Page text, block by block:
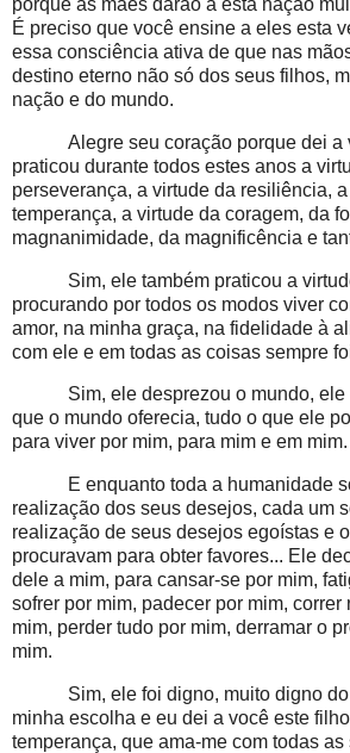
É preciso que você ensine a eles esta
essa consciência ativa de que nas
destino eterno não só dos seus filhos,
nação e do mundo.
Alegre seu coração porque dei a
praticou durante todos estes anos a
perseverança, a virtude da resiliência,
temperança, a virtude da coragem, da
magnanimidade, da magnificência e
Sim, ele também praticou a
procurando por todos os modos viver
amor, na minha graça, na fidelidade à
com ele e em todas as coisas sempre
Sim, ele desprezou o mundo,
que o mundo oferecia, tudo o que ele
para viver por mim, para mim e em mim.
E enquanto toda a humanidade
realização dos seus desejos, cada um
realização de seus desejos egoístas e
procuravam para obter favores... Ele
dele a mim, para cansar-se por mim,
sofrer por mim, padecer por mim,
mim, perder tudo por mim, derramar o
mim.
Sim, ele foi digno, muito digno
minha escolha e eu dei a você este
temperança, que ama-me com todas